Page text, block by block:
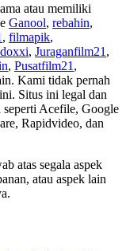
atau memiliki
Ganool, rebahin,
, filmapik,
, Juraganfilm21 ,
, Pusatfilm21 ,
Kami tidak pernah
ini. Situs ini legal dan
seperti Acefile, Google
Rapidvideo, dan
atas segala aspek
atau aspek lain